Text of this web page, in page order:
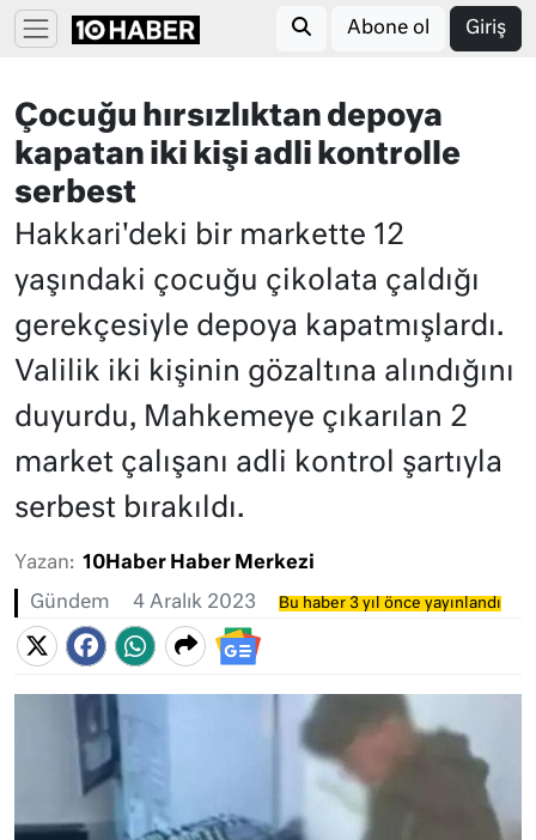
Abone ol Giriş
Çocuğu hırsızlıktan depoya
kapatan iki kişi adli kontrolle
serbest
Hakkari'deki bir markette 12
yaşındaki çocuğu çikolata çaldığı
gerekçesiyle depoya kapatmışlardı.
Valilik iki kişinin gözaltına alındığını
duyurdu, Mahkemeye çıkarılan 2
market çalışanı adli kontrol şartıyla
serbest bırakıldı.
Yazan: 10Haber Haber Merkezi
Gündem 4 Aralık 2023 Bu haber 3 yıl önce yayınlandı